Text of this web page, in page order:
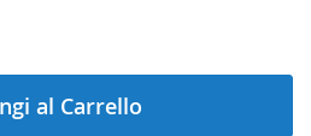
al Carrello